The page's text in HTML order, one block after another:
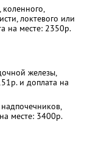
локтевого или
на месте: 2350р.
железы,
и доплата на
месте: 3400р.